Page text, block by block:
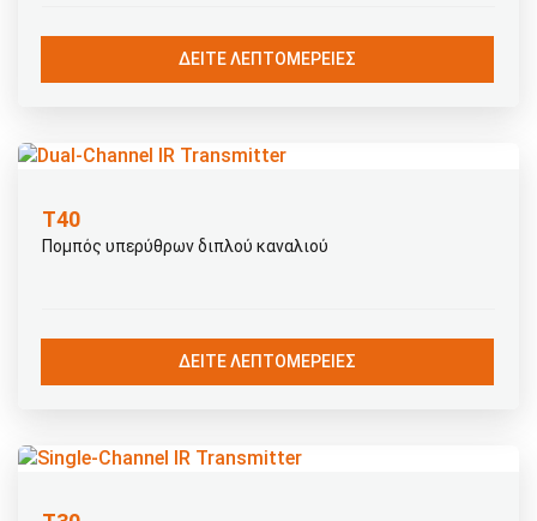
ΔΕΊΤΕ ΛΕΠΤΟΜΈΡΕΙΕΣ
Τ40
Πομπός υπερύθρων διπλού καναλιού
ΔΕΊΤΕ ΛΕΠΤΟΜΈΡΕΙΕΣ